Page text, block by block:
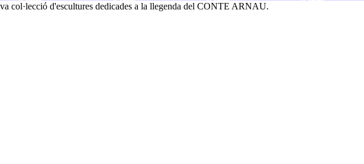
col·lecció d'escultures dedicades a la llegenda del CONTE ARNAU.